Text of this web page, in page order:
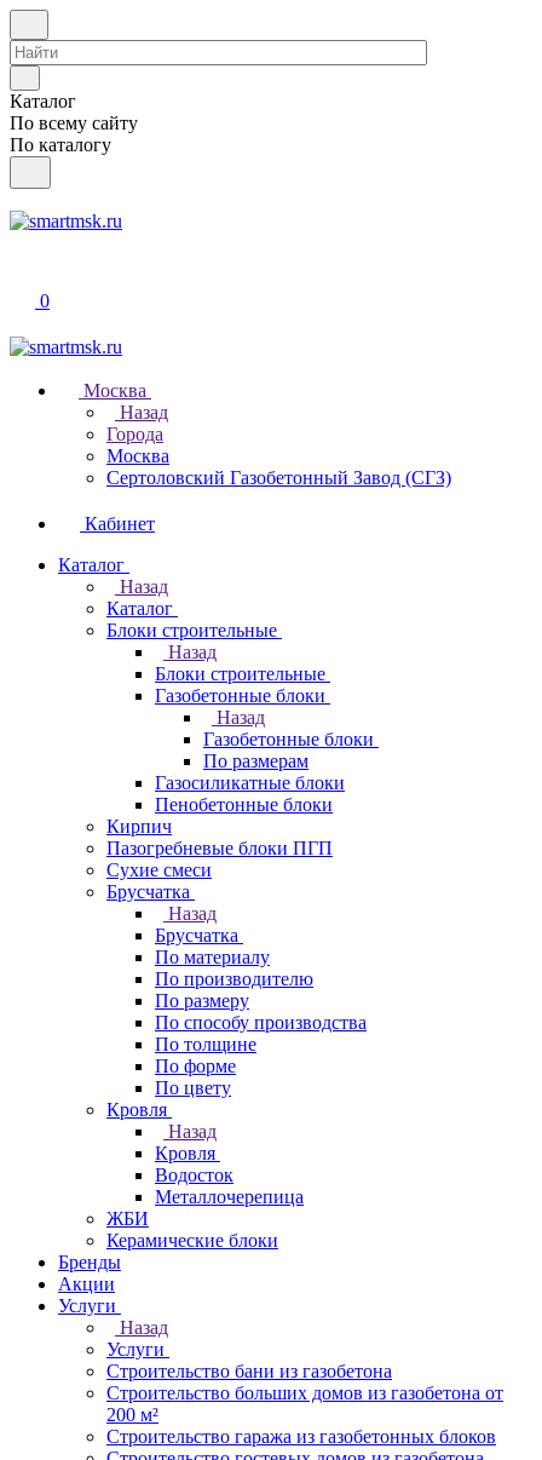
Каталог
По всему сайту
По каталогу
0
Москва
Назад
Города
Москва
Сертоловский Газобетонный Завод (СГЗ)
Кабинет
Каталог
Назад
Каталог
Блоки строительные
Назад
Блоки строительные
Газобетонные блоки
Назад
Газобетонные блоки
По размерам
Газосиликатные блоки
Пенобетонные блоки
Кирпич
Пазогребневые блоки ПГП
Сухие смеси
Брусчатка
Назад
Брусчатка
По материалу
По производителю
По размеру
По способу производства
По толщине
По форме
По цвету
Кровля
Назад
Кровля
Водосток
Металлочерепица
ЖБИ
Керамические блоки
Бренды
Акции
Услуги
Назад
Услуги
Строительство бани из газобетона
Строительство больших домов из газобетона от
200 м²
Строительство гаража из газобетонных блоков